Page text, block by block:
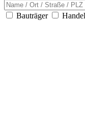
Bauträger